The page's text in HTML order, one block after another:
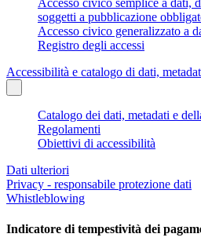
soggetti a pubblicazione
Accesso civico generalizzato a
Registro degli accessi
Accessibilità e catalogo di dati,
Catalogo dei dati, metadati e
Regolamenti
Obiettivi di accessibilità
Dati ulteriori
Privacy - responsabile protezione dati
Whistleblowing
Indicatore di tempestività dei